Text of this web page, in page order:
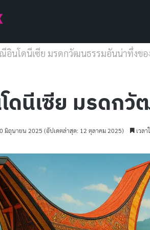
อินโดนีเซีย มรดกวัฒนธรรมอันน่าทึ่งขอ
ดนีเซีย มรดกวั
มิถุนายน 2025 (อัปเดตล่าสุด: 12 ตุลาคม 2025) เวล